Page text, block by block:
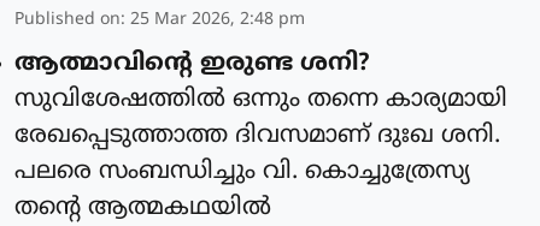
Published on: 25 Mar 2026, 2:48 pm
ആത്മാവിന്റെ ഇരുണ്ട ശനി?
സുവിശേഷത്തിൽ ഒന്നും തന്നെ കാര്യമായി
രേഖപ്പെടുത്താത്ത ദിവസമാണ് ദുഃഖ ശനി.
പലരെ സംബന്ധിച്ചും വി. കൊച്ചുത്രേസ്യ
തന്റെ ആത്മകഥയിൽ